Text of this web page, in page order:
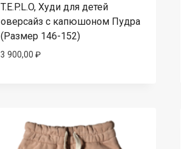
T.E.P.L.O, Худи для детей
оверсайз с капюшоном Пудра
(Размер 146-152)
3 900,00 ₽